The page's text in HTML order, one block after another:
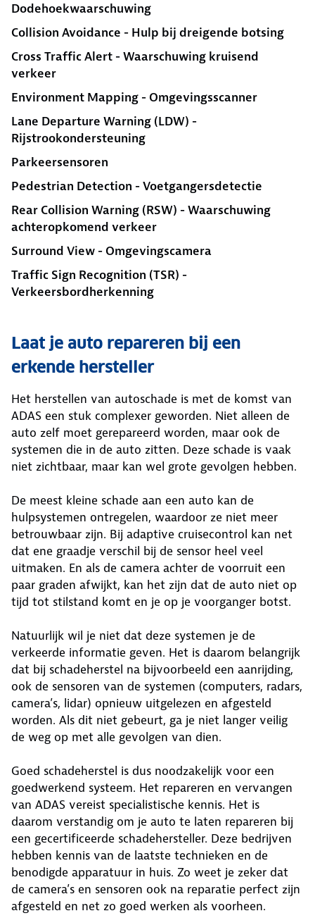
Dodehoekwaarschuwing
Collision Avoidance - Hulp bij dreigende botsing
Cross Traffic Alert - Waarschuwing kruisend
verkeer
Environment Mapping - Omgevingsscanner
Lane Departure Warning (LDW) -
Rijstrookondersteuning
Parkeersensoren
Pedestrian Detection - Voetgangersdetectie
Rear Collision Warning (RSW) - Waarschuwing
achteropkomend verkeer
Surround View - Omgevingscamera
Traffic Sign Recognition (TSR) -
Verkeersbordherkenning
Laat je auto repareren bij een
erkende hersteller
Het herstellen van autoschade is met de komst van
ADAS een stuk complexer geworden. Niet alleen de
auto zelf moet gerepareerd worden, maar ook de
systemen die in de auto zitten. Deze schade is vaak
niet zichtbaar, maar kan wel grote gevolgen hebben.
De meest kleine schade aan een auto kan de
hulpsystemen ontregelen, waardoor ze niet meer
betrouwbaar zijn. Bij adaptive cruisecontrol kan net
dat ene graadje verschil bij de sensor heel veel
uitmaken. En als de camera achter de voorruit een
paar graden afwijkt, kan het zijn dat de auto niet op
tijd tot stilstand komt en je op je voorganger botst.
Natuurlijk wil je niet dat deze systemen je de
verkeerde informatie geven. Het is daarom belangrijk
dat bij schadeherstel na bijvoorbeeld een aanrijding,
ook de sensoren van de systemen (computers, radars,
camera’s, lidar) opnieuw uitgelezen en afgesteld
worden. Als dit niet gebeurt, ga je niet langer veilig
de weg op met alle gevolgen van dien.
Goed schadeherstel is dus noodzakelijk voor een
goedwerkend systeem. Het repareren en vervangen
van ADAS vereist specialistische kennis. Het is
daarom verstandig om je auto te laten repareren bij
een gecertificeerde schadehersteller. Deze bedrijven
hebben kennis van de laatste technieken en de
benodigde apparatuur in huis. Zo weet je zeker dat
de camera’s en sensoren ook na reparatie perfect zijn
afgesteld en net zo goed werken als voorheen.